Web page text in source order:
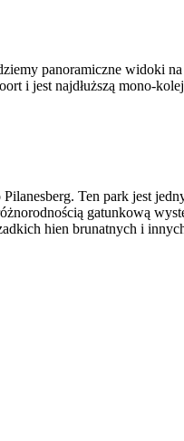
panoramiczne widoki na
i jest najdłuższą mono-
Ten park jest
gatunkową
hien brunatnych i